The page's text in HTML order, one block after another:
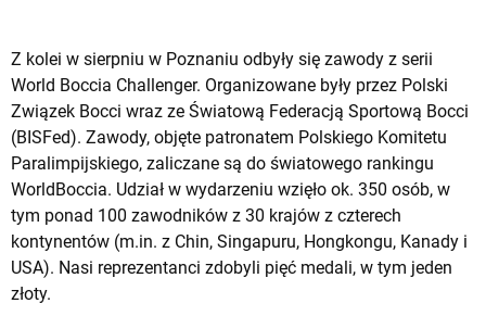
Z kolei w sierpniu w Poznaniu odbyły się zawody z serii
World Boccia Challenger. Organizowane były przez Polski
Związek Bocci wraz ze Światową Federacją Sportową Bocci
(BISFed). Zawody, objęte patronatem Polskiego Komitetu
Paralimpijskiego, zaliczane są do światowego rankingu
WorldBoccia. Udział w wydarzeniu wzięło ok. 350 osób, w
tym ponad 100 zawodników z 30 krajów z czterech
kontynentów (m.in. z Chin, Singapuru, Hongkongu, Kanady i
USA). Nasi reprezentanci zdobyli pięć medali, w tym jeden
złoty.